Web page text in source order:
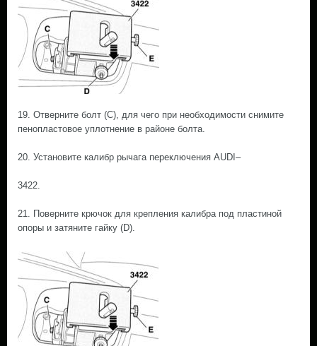
19. Отверните болт (С), для чего при необходимости снимите
пенопластовое уплотнение в районе болта.
20. Установите калибр рычага переключения AUDI–
3422.
21. Поверните крючок для крепления калибра под пластиной
опоры и затяните гайку (D).